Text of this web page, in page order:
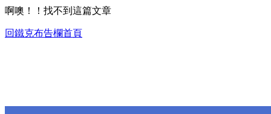
啊噢！！找不到這篇文章
回鐵克布告欄首頁